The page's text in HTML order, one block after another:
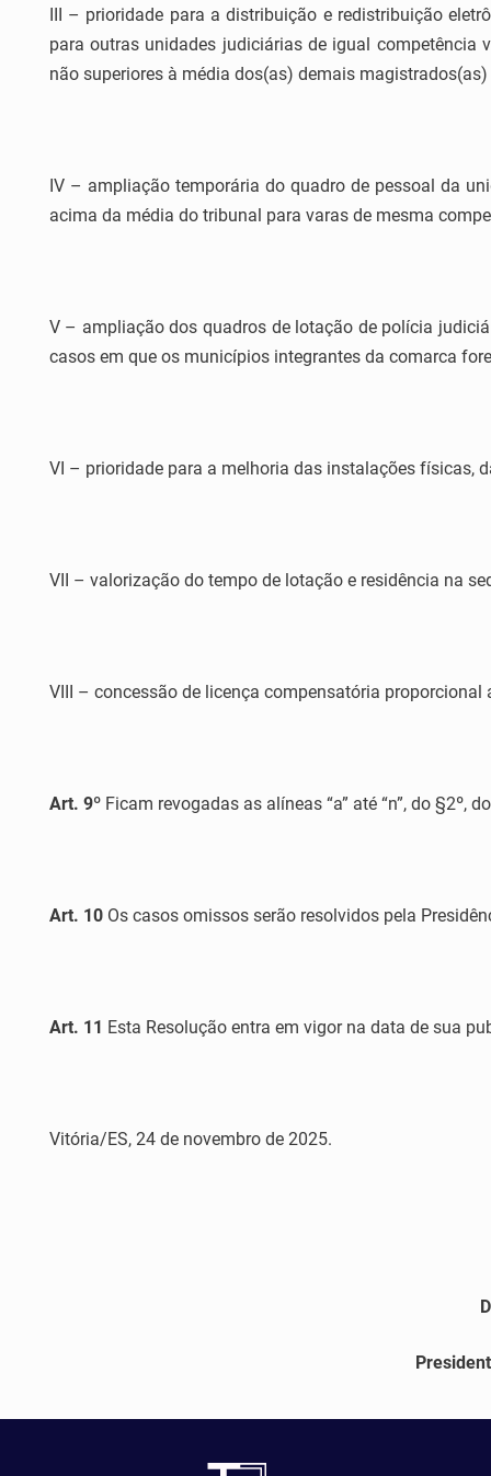
III – prioridade para a distribuição e redistribuição
para outras unidades judiciárias de igual
não superiores à média dos(as) demais
IV – ampliação temporária do quadro de pessoal da
acima da média do tribunal para varas de mesma
V – ampliação dos quadros de lotação de polícia
casos em que os municípios integrantes da comarca
VI – prioridade para a melhoria das instalações físicas,
VII – valorização do tempo de lotação e residência na
VIII – concessão de licença compensatória
Art. 9ºFicam revogadas as alíneas “a” até “n”, do §2º,
Art. 10Os casos omissos serão resolvidos pela
Art. 11 Esta Resolução entra em vigor na data de sua
Vitória/ES, 24 de novembro de 2025.